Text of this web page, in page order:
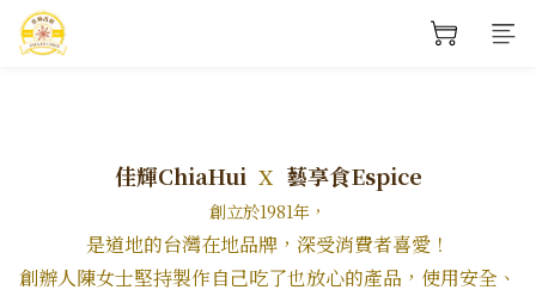
佳輝ChiaHui x 藝享食Espice
創立於1981年，
是道地的台灣在地品牌，深受消費者喜愛！
創辦人陳女士堅持製作自己吃了也放心的產品，使用安全、